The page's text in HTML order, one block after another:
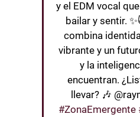
y el EDM vocal
bailar y sentir.
combina
vibrante y un
y la
encuentran.
llevar? 🎶
#ZonaEmergente